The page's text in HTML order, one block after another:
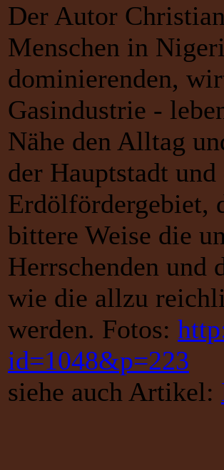
Der Autor
Menschen in
dominierenden,
Gasindustrie -
Nähe den Alltag
der Hauptstadt
Erdölfördergebiet,
bittere Weise die
Herrschenden und
wie die allzu
werden. Fotos:
id=1048&p=223
siehe auch Artikel: